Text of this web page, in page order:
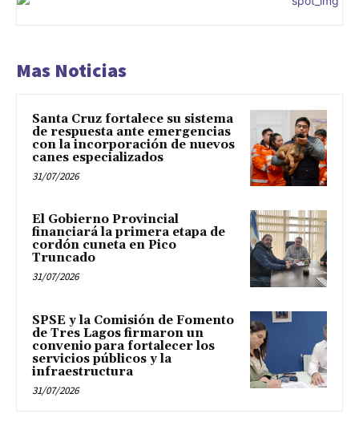
Mas Noticias
Santa Cruz fortalece su sistema
de respuesta ante emergencias
con la incorporación de nuevos
canes especializados
31/07/2026
El Gobierno Provincial
financiará la primera etapa de
cordón cuneta en Pico
Truncado
31/07/2026
SPSE y la Comisión de Fomento
de Tres Lagos firmaron un
convenio para fortalecer los
servicios públicos y la
infraestructura
31/07/2026